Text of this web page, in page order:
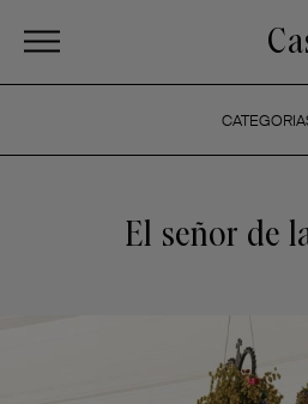
El señor de